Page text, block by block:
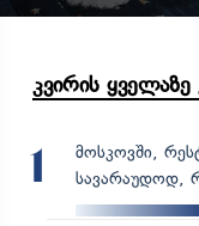
კვირის ყველაზე
1
მოსკოვში,
სავარაუდოდ,